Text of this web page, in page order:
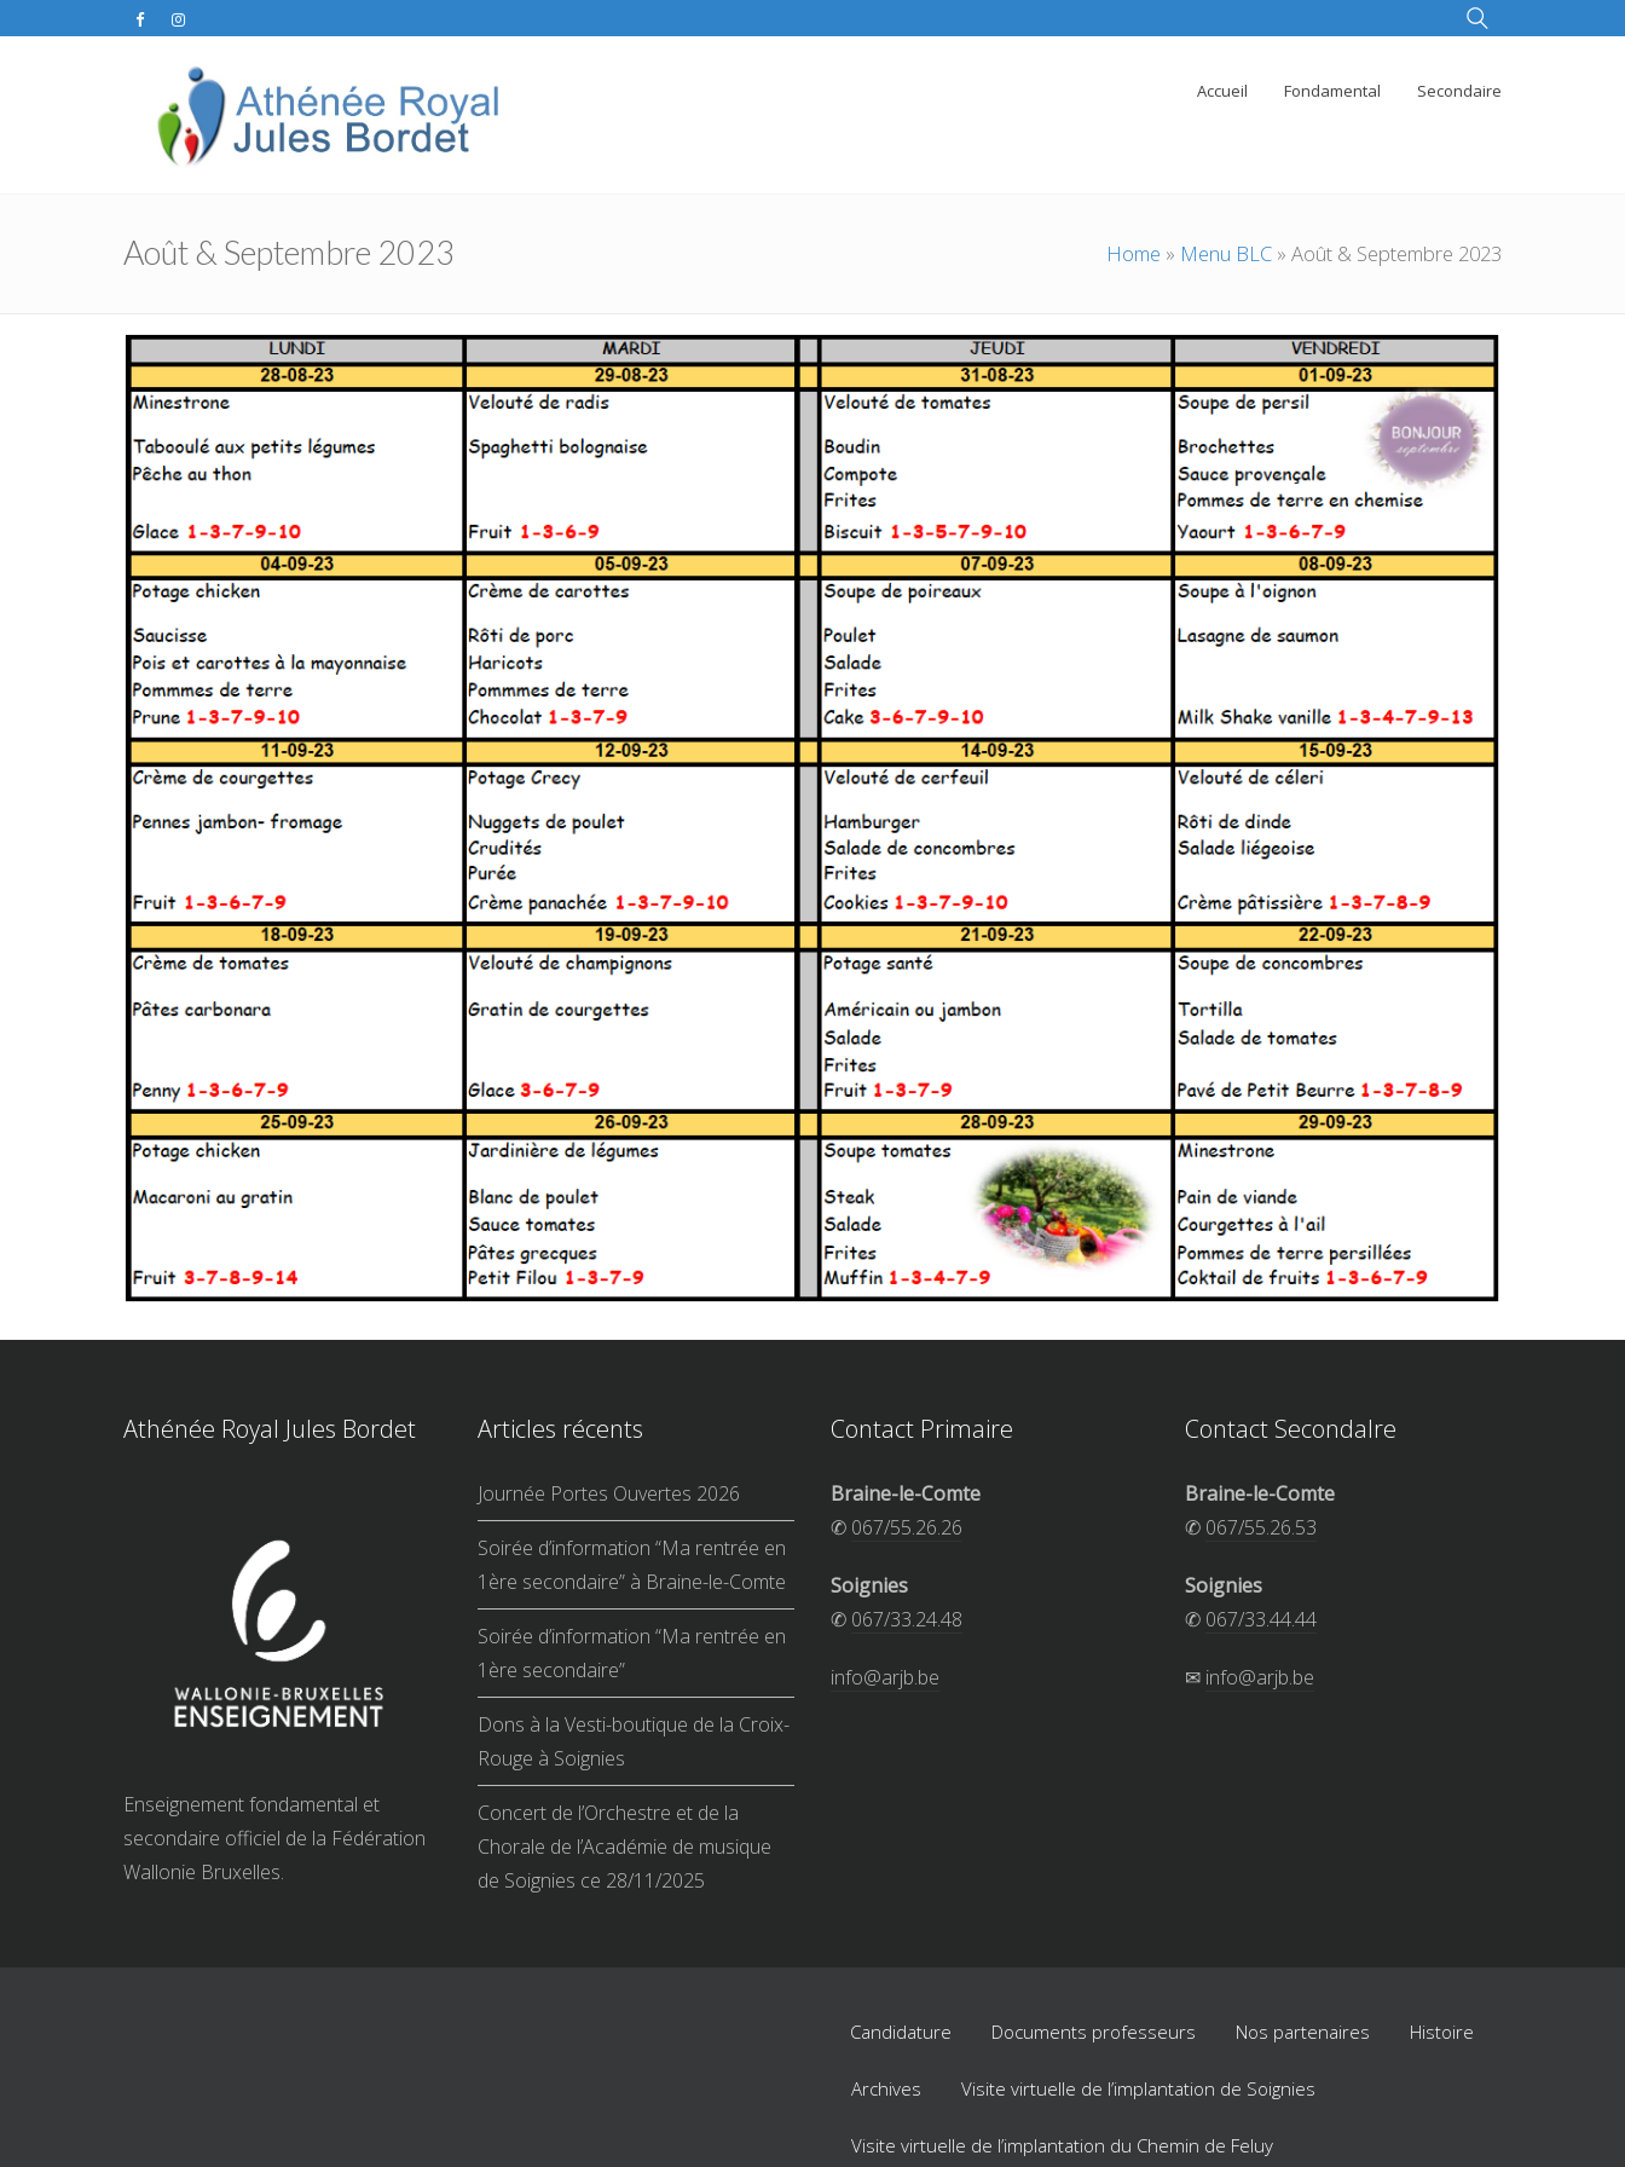
Accueil Fondamental Secondaire
Août & Septembre 2023 Home » Menu BLC » Août & Septembre 2023
Athénée Royal Jules Bordet
Enseignement fondamental et
secondaire officiel de la Fédération
Wallonie Bruxelles.
Articles récents
Journée Portes Ouvertes 2026
Soirée d’information “Ma rentrée en
1ère secondaire” à Braine-le-Comte
Soirée d’information “Ma rentrée en
1ère secondaire”
Dons à la Vesti-boutique de la Croix-
Rouge à Soignies
Concert de l’Orchestre et de la
Chorale de l’Académie de musique
de Soignies ce 28/11/2025
Contact Primaire
Braine-le-Comte
✆ 067/55.26.26
Soignies
✆ 067/33.24.48
info@arjb.be
Contact Secondalre
Braine-le-Comte
✆ 067/55.26.53
Soignies
✆ 067/33.44.44
✉ info@arjb.be
Candidature Documents professeurs Nos partenaires Histoire
Archives Visite virtuelle de l’implantation de Soignies
Visite virtuelle de l’implantation du Chemin de Feluy